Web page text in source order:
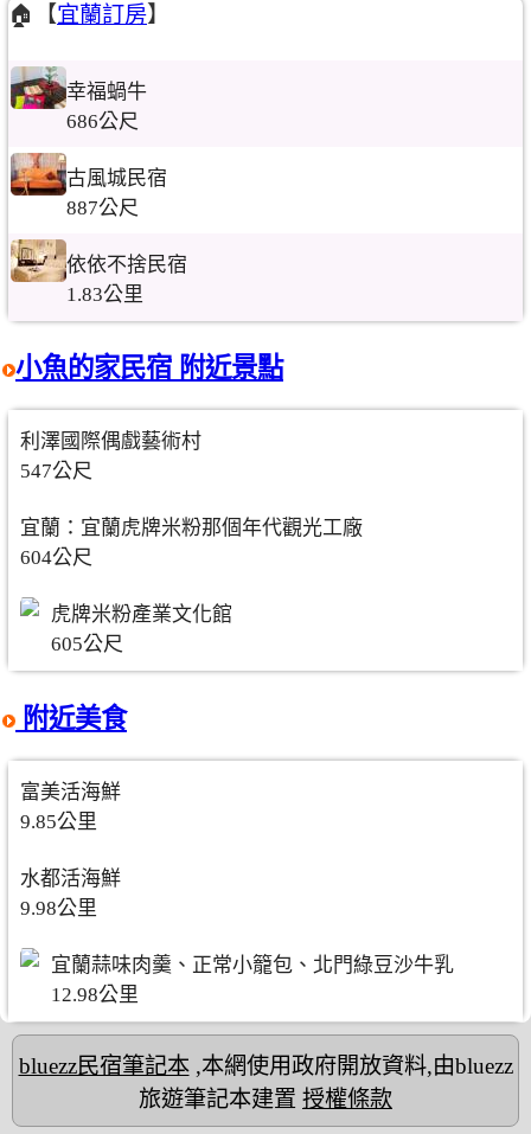
🏠【宜蘭訂房】
幸福蝸牛
686公尺
古風城民宿
887公尺
依依不捨民宿
1.83公里
小魚的家民宿 附近景點
利澤國際偶戲藝術村
547公尺
宜蘭：宜蘭虎牌米粉那個年代觀光工廠
604公尺
虎牌米粉產業文化館
605公尺
附近美食
富美活海鮮
9.85公里
水都活海鮮
9.98公里
宜蘭蒜味肉羹、正常小籠包、北門綠豆沙牛乳
12.98公里
bluezz民宿筆記本,本網使用政府開放資料,由bluezz
旅遊筆記本建置 授權條款